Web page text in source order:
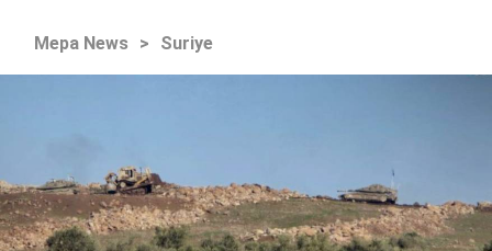
Mepa News > Suriye